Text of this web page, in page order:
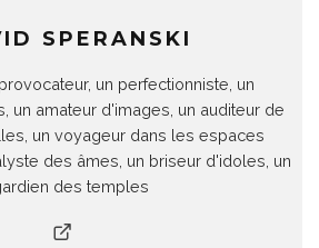
SPERANSKI
un perfectionniste, un
un amateur d'images, un auditeur de
un voyageur dans les espaces
des âmes, un briseur d'idoles, un
des temples